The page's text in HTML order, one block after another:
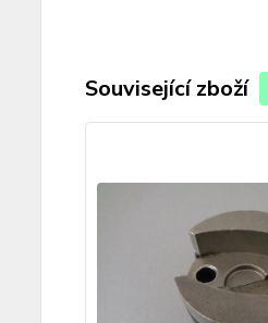
Související zboží